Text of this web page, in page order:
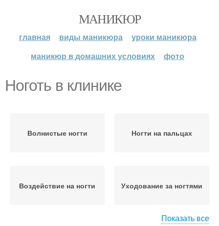
МАНИКЮР
главная виды маникюра
уроки маникюра
маникюр в домашних условиях
фото
Ноготь в клинике
Волнистые ногти Ногти на пальцах
Воздействие на ногти Уходование за ногтями
Показать все